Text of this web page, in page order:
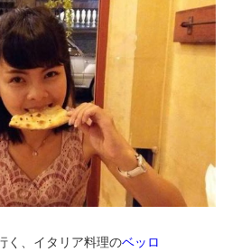
く、イタリア料理のベッロ